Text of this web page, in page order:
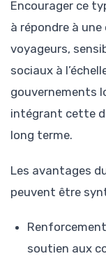
Encourager ce
à répondre à
voyageurs,
sociaux à
gouvernements
intégrant cette
long terme.
Les avantages
peuvent être
soutien aux